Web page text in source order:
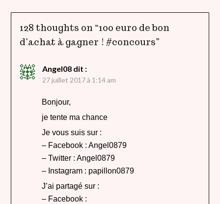
128 thoughts on “100 euro de bon
d’achat à gagner ! #concours”
Angel08 dit :
27 juillet 2017 à 1:14 am
Bonjour,
je tente ma chance
Je vous suis sur :
– Facebook : Angel0879
– Twitter : Angel0879
– Instagram : papillon0879
J’ai partagé sur :
– Facebook :